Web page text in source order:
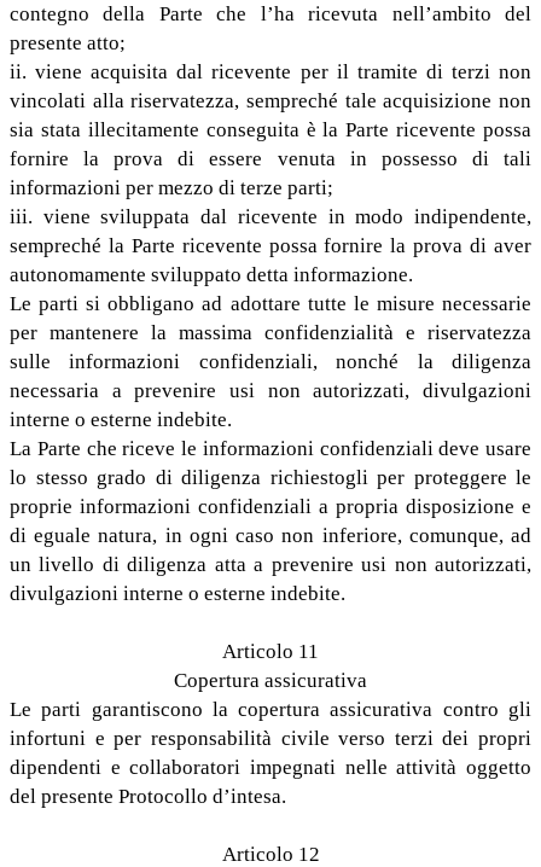
contegno della Parte che l’ha ricevuta nell’ambito del
presente atto;
ii. viene acquisita dal ricevente per il tramite di terzi non
vincolati alla riservatezza, sempreché tale acquisizione non
sia stata illecitamente conseguita è la Parte ricevente possa
fornire la prova di essere venuta in possesso di tali
informazioni per mezzo di terze parti;
iii. viene sviluppata dal ricevente in modo indipendente,
sempreché la Parte ricevente possa fornire la prova di aver
autonomamente sviluppato detta informazione.
Le parti si obbligano ad adottare tutte le misure necessarie
per mantenere la massima confidenzialità e riservatezza
sulle informazioni confidenziali, nonché la diligenza
necessaria a prevenire usi non autorizzati, divulgazioni
interne o esterne indebite.
La Parte che riceve le informazioni confidenziali deve usare
lo stesso grado di diligenza richiestogli per proteggere le
proprie informazioni confidenziali a propria disposizione e
di eguale natura, in ogni caso non inferiore, comunque, ad
un livello di diligenza atta a prevenire usi non autorizzati,
divulgazioni interne o esterne indebite.
Articolo 11
Copertura assicurativa
Le parti garantiscono la copertura assicurativa contro gli
infortuni e per responsabilità civile verso terzi dei propri
dipendenti e collaboratori impegnati nelle attività oggetto
del presente Protocollo d’intesa.
Articolo 12